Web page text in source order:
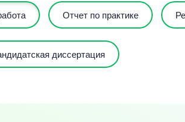
Отчет по практике
диссертация